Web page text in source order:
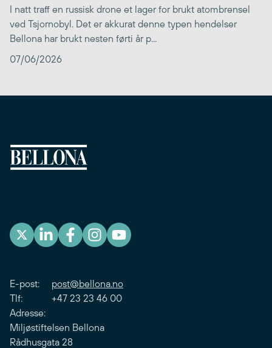
I natt traff en russisk drone et lager for brukt atombrensel
ved Tsjornobyl. Det er akkurat denne typen hendelser
Bellona har brukt nesten førti år p...
07/06/2026
E-post: post@bellona.no
Tlf: +47 23 23 46 00
Adresse:
Miljøstiftelsen Bellona
Rådhusgata 28